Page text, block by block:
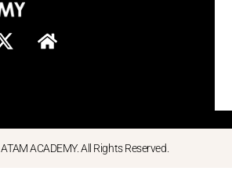
ACADEMY. All Rights Reserved.